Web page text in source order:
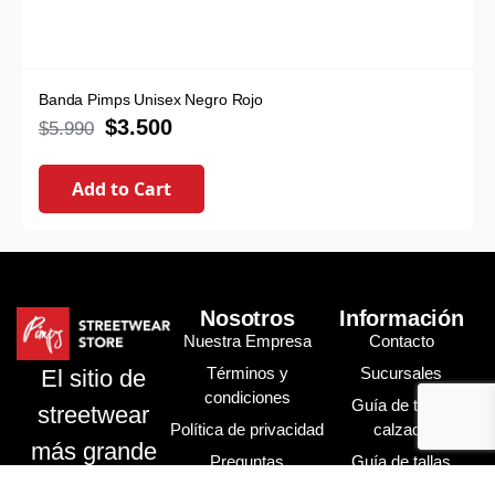
Banda Pimps Unisex Negro Rojo
$5.990 $3.500
Add to Cart
El sitio de
streetwear
más grande
Nosotros
Nuestra Empresa
Términos y
condiciones
Política de privacidad
Preguntas
Información
Contacto
Sucursales
Guía de tallas
calzado
Guía de tallas